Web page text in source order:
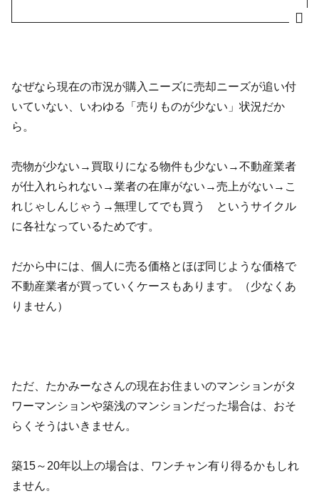
なぜなら現在の市況が購入ニーズに売却ニーズが追い付
いていない、いわゆる「売りものが少ない」状況だか
ら。
売物が少ない→買取りになる物件も少ない→不動産業者
が仕入れられない→業者の在庫がない→売上がない→こ
れじゃしんじゃう→無理してでも買う というサイクル
に各社なっているためです。
だから中には、個人に売る価格とほぼ同じような価格で
不動産業者が買っていくケースもあります。（少なくあ
りません）
ただ、たかみーなさんの現在お住まいのマンションがタ
ワーマンションや築浅のマンションだった場合は、おそ
らくそうはいきません。
築15～20年以上の場合は、ワンチャン有り得るかもしれ
ません。